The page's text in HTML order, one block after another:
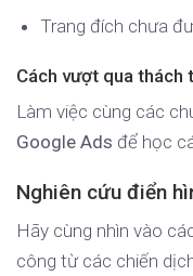
Trang đích chưa
Cách vượt qua thách
Làm việc cùng các
Google Ads để học
Nghiên cứu điển
Hãy cùng nhìn vào
công từ các chiến